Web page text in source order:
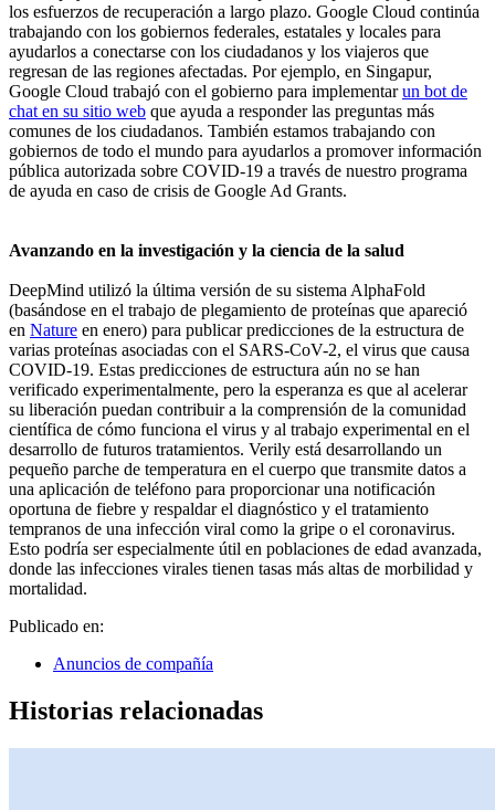
los esfuerzos de recuperación a largo plazo. Google Cloud continúa
trabajando con los gobiernos federales, estatales y locales para
ayudarlos a conectarse con los ciudadanos y los viajeros que
regresan de las regiones afectadas. Por ejemplo, en Singapur,
Google Cloud trabajó con el gobierno para implementarun bot de
chat en su sitio web que ayuda a responder las preguntas más
comunes de los ciudadanos. También estamos trabajando con
gobiernos de todo el mundo para ayudarlos a promover información
pública autorizada sobre COVID-19 a través de nuestro programa
de ayuda en caso de crisis de Google Ad Grants.
Avanzando en la investigación y la ciencia de la salud
DeepMind utilizó la última versión de su sistema AlphaFold
(basándose en el trabajo de plegamiento de proteínas que apareció
en Nature en enero) para publicar predicciones de la estructura de
varias proteínas asociadas con el SARS-CoV-2, el virus que causa
COVID-19. Estas predicciones de estructura aún no se han
verificado experimentalmente, pero la esperanza es que al acelerar
su liberación puedan contribuir a la comprensión de la comunidad
científica de cómo funciona el virus y al trabajo experimental en el
desarrollo de futuros tratamientos. Verily está desarrollando un
pequeño parche de temperatura en el cuerpo que transmite datos a
una aplicación de teléfono para proporcionar una notificación
oportuna de fiebre y respaldar el diagnóstico y el tratamiento
tempranos de una infección viral como la gripe o el coronavirus.
Esto podría ser especialmente útil en poblaciones de edad avanzada,
donde las infecciones virales tienen tasas más altas de morbilidad y
mortalidad.
Publicado en:
Anuncios de compañía
Historias relacionadas